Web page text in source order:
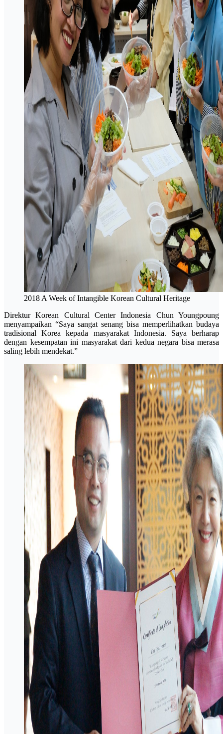
2018 A Week of Intangible Korean Cultural Heritage
Direktur Korean Cultural Center Indonesia Chun Youngpoung
menyampaikan “Saya sangat senang bisa memperlihatkan budaya
tradisional Korea kepada masyarakat Indonesia. Saya berharap
dengan kesempatan ini masyarakat dari kedua negara bisa merasa
saling lebih mendekat.”